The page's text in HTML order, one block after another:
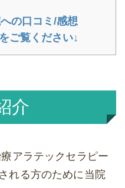
の口コミ/感想
ご覧ください↓
介
アラテックセラピー
れる方のために当院